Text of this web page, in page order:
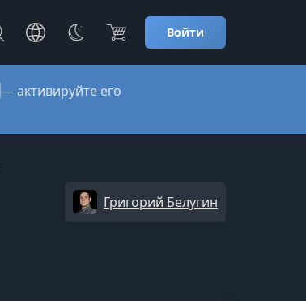
Войти
— активируйте его
Григорий Белугин